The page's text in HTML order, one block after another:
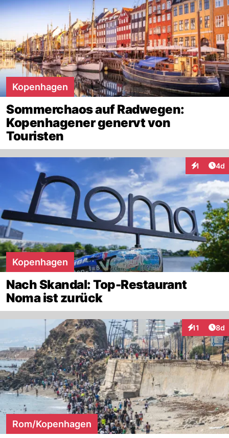
Kopenhagen
Sommerchaos auf Radwegen:
Kopenhagener genervt von
Touristen
1 4d
Kopenhagen
Nach Skandal: Top-Restaurant
Noma ist zurück
11 8d
Rom/Kopenhagen